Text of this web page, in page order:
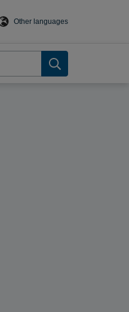
Other languages